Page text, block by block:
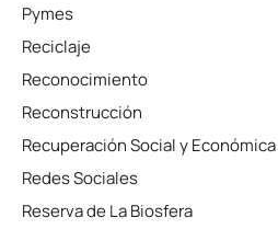
Pymes
Reciclaje
Reconocimiento
Reconstrucción
Recuperación Social y Económica
Redes Sociales
Reserva de La Biosfera